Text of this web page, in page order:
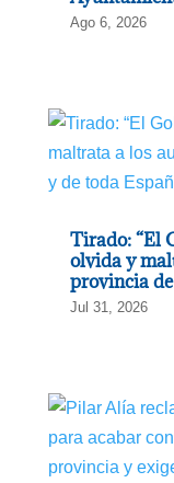
Ago 6, 2026
Tirado: “El
olvida y
provincia
Jul 31, 2026